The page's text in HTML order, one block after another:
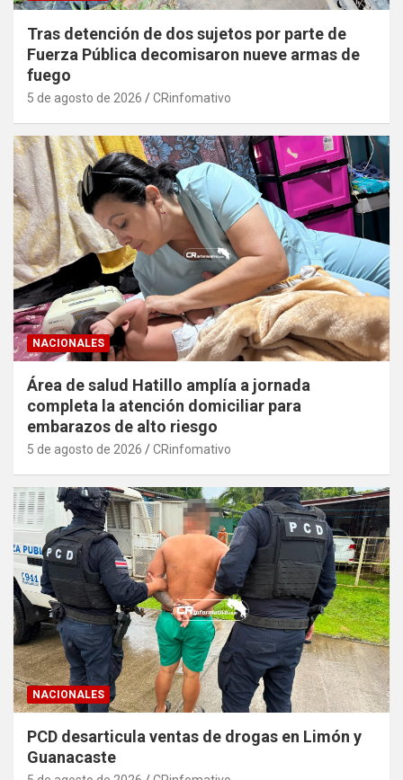
Tras detención de dos sujetos por parte de
Fuerza Pública decomisaron nueve armas de
fuego
5 de agosto de 2026 CRinfomativo
NACIONALES
Área de salud Hatillo amplía a jornada
completa la atención domiciliar para
embarazos de alto riesgo
5 de agosto de 2026 CRinfomativo
NACIONALES
PCD desarticula ventas de drogas en Limón y
Guanacaste